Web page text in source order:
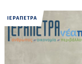
ΙΕΡΑΠΕΤΡΑ